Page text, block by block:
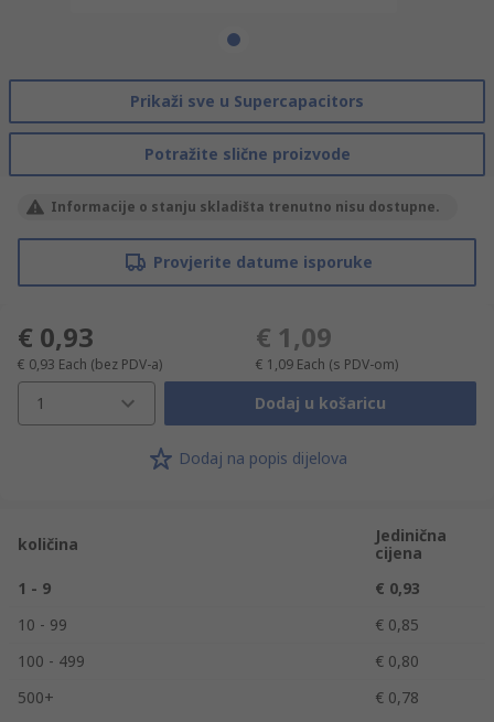
Prikaži sve u Supercapacitors
Potražite slične proizvode
Informacije o stanju skladišta trenutno nisu dostupne.
Provjerite datume isporuke
€ 0,93
€ 0,93 Each (bez PDV-a)
€ 1,09
€ 1,09 Each (s PDV-om)
1 Dodaj u košaricu
Dodaj na popis dijelova
količina
Jedinična
cijena
1 - 9
€ 0,93
10 - 99
€ 0,85
100 - 499
€ 0,80
500+
€ 0,78